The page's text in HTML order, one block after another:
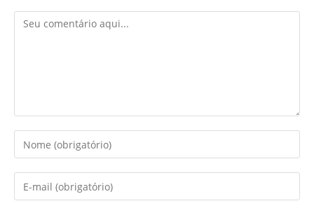
Comentário
Digite
seu
nome
ou
Digite
seu